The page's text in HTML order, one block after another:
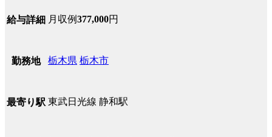
給与詳細 月収例377,000円
勤務地 栃木県 栃木市
最寄り駅 東武日光線 静和駅